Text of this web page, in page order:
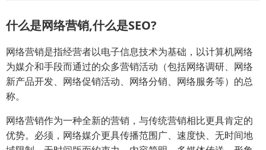
什么是网络营销,什么是SEO?
网络营销是指经营者以电子信息技术为基础，以计算机网络
为媒介和手段而通过的众多营销活动（包括网络调研、网络
新产品开发、网络促销活动、网络分销、网络服务等）的总
称。
网络营销作为一种全新的营销，与传统营销相比更具肯定的
优势。必须，网络媒介更具传播范围广、速度快、无时间地